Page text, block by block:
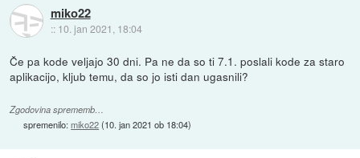
miko22
:: 10. jan 2021, 18:04
Če pa kode veljajo 30 dni. Pa ne da so ti 7.1. poslali kode za staro
aplikacijo, kljub temu, da so jo isti dan ugasnili?
Zgodovina sprememb…
spremenilo:miko22(10. jan 2021 ob 18:04)